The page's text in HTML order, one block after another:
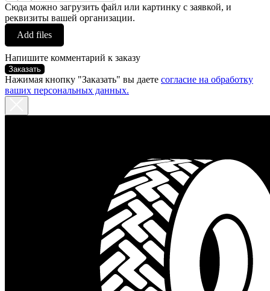
Сюда можно загрузить файл или картинку с заявкой, и
реквизиты вашей организации.
Add files
Напишите комментарий к заказу
Заказать
Нажимая кнопку "Заказать" вы даете согласие на обработку
ваших персональных данных.